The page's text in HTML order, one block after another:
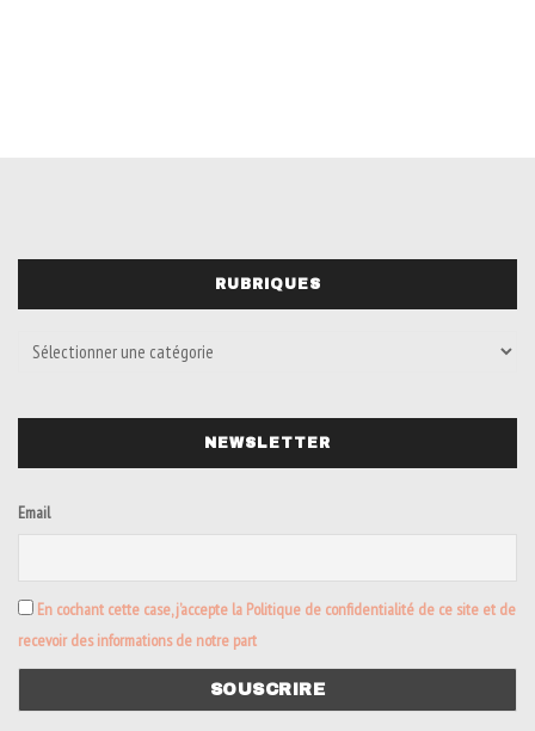
RUBRIQUES
NEWSLETTER
Email
En cochant cette case, j’accepte la Politique de confidentialité de ce site et de
recevoir des informations de notre part